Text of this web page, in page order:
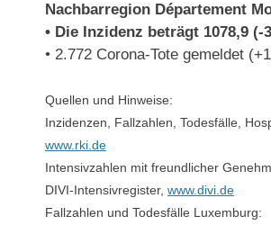
Nachbarregion Département
• Die Inzidenz beträgt 1078,9 (-
• 2.772 Corona-Tote gemeldet
Quellen und Hinweise:
Inzidenzen, Fallzahlen, Todesfälle,
www.rki.de
Intensivzahlen mit freundlicher
DIVI-Intensivregister, www.divi.de
Fallzahlen und Todesfälle Luxemburg: